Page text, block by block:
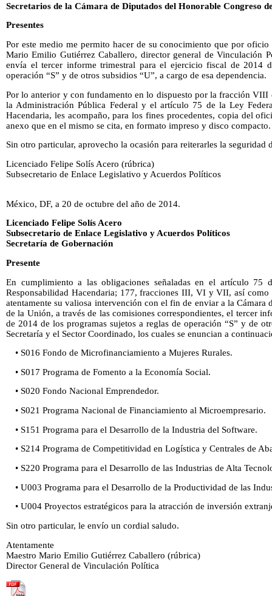
Secretarios de la Cámara de Diputados del Honorable Congreso
Presentes
Por este medio me permito hacer de su conocimiento que por
Mario Emilio Gutiérrez Caballero, director general de Vinculación
envía el tercer informe trimestral para el ejercicio fiscal de 2014
operación “S” y de otros subsidios “U”, a cargo de esa dependencia.
Por lo anterior y con fundamento en lo dispuesto por la fracción
la Administración Pública Federal y el artículo 75 de la Ley
Hacendaria, les acompaño, para los fines procedentes, copia del
anexo que en el mismo se cita, en formato impreso y disco compacto.
Sin otro particular, aprovecho la ocasión para reiterarles la
Licenciado Felipe Solís Acero (rúbrica)
Subsecretario de Enlace Legislativo y Acuerdos Políticos
México, DF, a 20 de octubre del año de 2014.
Licenciado Felipe Solís Acero
Subsecretario de Enlace Legislativo y Acuerdos Políticos
Secretaría de Gobernación
Presente
En cumplimiento a las obligaciones señaladas en el artículo 75
Responsabilidad Hacendaria; 177, fracciones III, VI y VII, así
atentamente su valiosa intervención con el fin de enviar a la Cámara
de la Unión, a través de las comisiones correspondientes, el tercer
de 2014 de los programas sujetos a reglas de operación “S” y de
Secretaría y el Sector Coordinado, los cuales se enuncian a
• S016 Fondo de Microfinanciamiento a Mujeres Rurales.
• S017 Programa de Fomento a la Economía Social.
• S020 Fondo Nacional Emprendedor.
• S021 Programa Nacional de Financiamiento al Microempresario.
• S151 Programa para el Desarrollo de la Industria del Software.
• S214 Programa de Competitividad en Logística y Centrales de
• S220 Programa para el Desarrollo de las Industrias de Alta
• U003 Programa para el Desarrollo de la Productividad de las
• U004 Proyectos estratégicos para la atracción de inversión
Sin otro particular, le envío un cordial saludo.
Atentamente
Maestro Mario Emilio Gutiérrez Caballero (rúbrica)
Director General de Vinculación Política